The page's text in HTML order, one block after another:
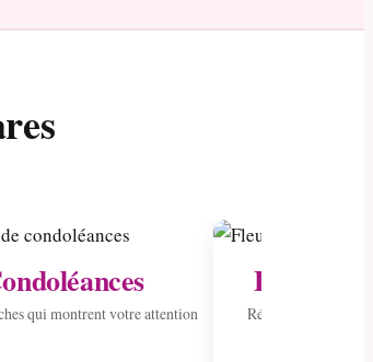
qui montrent votre attention
Envoyer
Répandre la joie